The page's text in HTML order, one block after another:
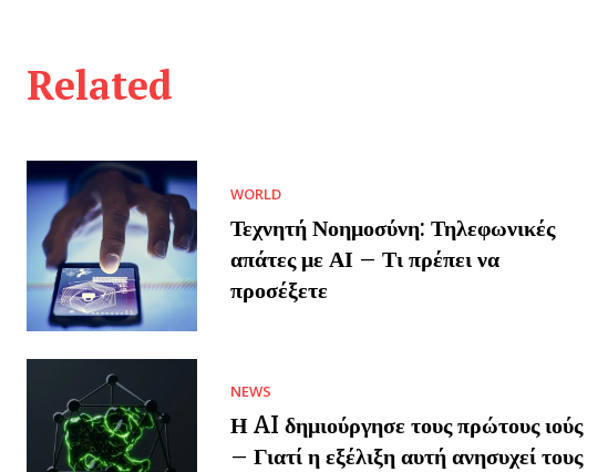
Related
WORLD
Τεχνητή Νοημοσύνη: Τηλεφωνικές
απάτες με ΑΙ – Τι πρέπει να
προσέξετε
NEWS
Η AI δημιούργησε τους πρώτους ιούς
– Γιατί η εξέλιξη αυτή ανησυχεί τους